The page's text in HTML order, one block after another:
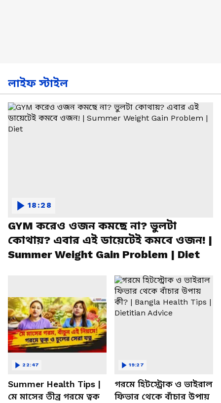
লাইফ স্টাইল
GYM করেও ওজন কমছে না? ভুলটা
কোথায়? এবার এই ডায়েটেই কমবে ওজন! |
Summer Weight Gain Problem | Diet
18:28
Summer Health Tips |
মে মাসের তীব্র গরমে ত্বক
22:47
গরমে হিটস্ট্রোক ও ভাইরাল
ফিভার থেকে বাঁচার উপায়
19:27